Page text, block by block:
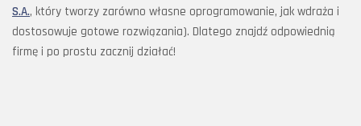
S.A., który tworzy zarówno własne oprogramowanie, jak wdraża i
dostosowuje gotowe rozwiązania). Dlatego znajdź odpowiednią
firmę i po prostu zacznij działać!